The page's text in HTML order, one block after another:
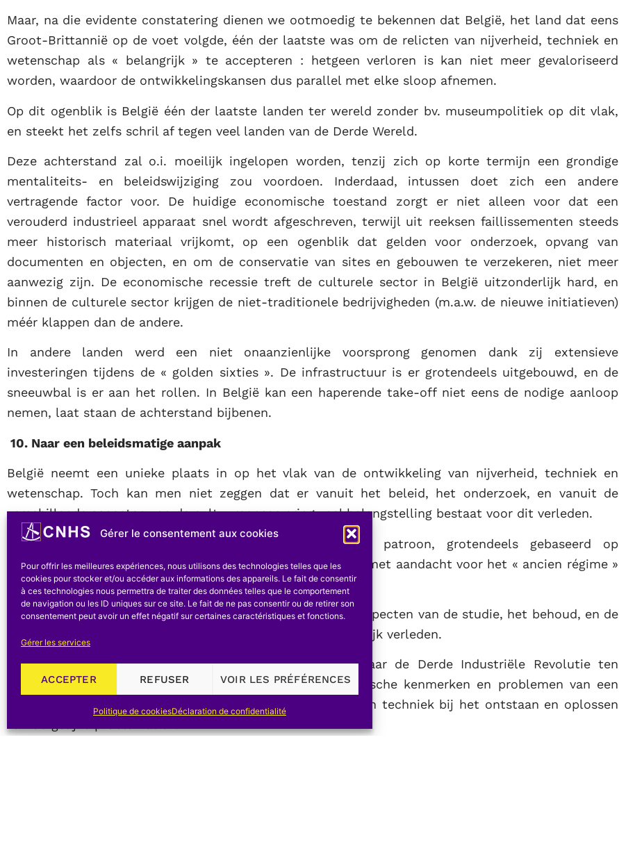
Gérer le consentement aux cookies
Pour offrir les meilleures expériences, nous utilisons des technologies telles que les
cookies pour stocker et/ou accéder aux informations des appareils. Le fait de consentir
à ces technologies nous permettra de traiter des données telles que le comportement
de navigation ou les ID uniques sur ce site. Le fait de ne pas consentir ou de retirer son
consentement peut avoir un effet négatif sur certaines caractéristiques et fonctions.
Gérer les services
ACCEPTER REFUSER VOIR LES PRÉFÉRENCES
Politique de cookiesDéclaration de confidentialité
Maar, na die evidente constatering dienen we ootmoedig te bekennen dat België, het land dat eens
Groot-Brittannië op de voet volgde, één der laatste was om de relicten van nijverheid, techniek en
wetenschap als « belangrijk » te accepteren : hetgeen verloren is kan niet meer gevaloriseerd
worden, waardoor de ontwikkelingskansen dus parallel met elke sloop afnemen.
Op dit ogenblik is België één der laatste landen ter wereld zonder bv. museumpolitiek op dit vlak,
en steekt het zelfs schril af tegen veel landen van de Derde Wereld.
Deze achterstand zal o.i. moeilijk ingelopen worden, tenzij zich op korte termijn een grondige
mentaliteits- en beleidswijziging zou voordoen. Inderdaad, intussen doet zich een andere
vertragende factor voor. De huidige economische toestand zorgt er niet alleen voor dat een
verouderd industrieel apparaat snel wordt afgeschreven, terwijl uit reeksen faillissementen steeds
meer historisch materiaal vrijkomt, op een ogenblik dat gelden voor onderzoek, opvang van
documenten en objecten, en om de conservatie van sites en gebouwen te verzekeren, niet meer
aanwezig zijn. De economische recessie treft de culturele sector in België uitzonderlijk hard, en
binnen de culturele sector krijgen de niet-traditionele bedrijvigheden (m.a.w. de nieuwe initiatieven)
méér klappen dan de andere.
In andere landen werd een niet onaanzienlijke voorsprong genomen dank zij extensieve
investeringen tijdens de « golden sixties ». De infrastructuur is er grotendeels uitgebouwd, en de
sneeuwbal is er aan het rollen. In België kan een haperende take-off niet eens de nodige aanloop
nemen, laat staan de achterstand bijbenen.
10. Naar een beleidsmatige aanpak
België neemt een unieke plaats in op het vlak van de ontwikkeling van nijverheid, techniek en
wetenschap. Toch kan men niet zeggen dat er vanuit het beleid, het onderzoek, en vanuit de
verschillende aspecten van de cultuurconservering veel belangstelling bestaat voor dit verleden.
Het cultureel gebeuren vertoont een erg traditioneel patroon, grotendeels gebaseerd op
fundamenten en opvattingen van een halve eeuw geleden, met aandacht voor het « ancien régime »
, en voor niet-industriële romantische en rustieke beelden.
In het buitenland wordt thans zwaar geïnvesteerd in alle aspecten van de studie, het behoud, en de
valorisatie van het industrieel, technisch en wetenschappelijk verleden.
Veelal ligt hieraan een maatschappelijke vraagstelling naar de Derde Industriële Revolutie ten
gronde, bv. omdat men aandacht wil vragen voor de typische kenmerken en problemen van een
geïndustrialiseerde samenleving, en de rol van nijverheid en techniek bij het ontstaan en oplossen